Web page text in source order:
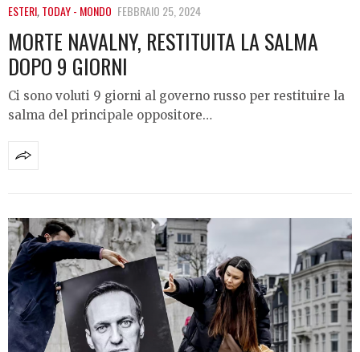
ESTERI,TODAY - MONDO FEBBRAIO 25, 2024
MORTE NAVALNY, RESTITUITA LA SALMA
DOPO 9 GIORNI
Ci sono voluti 9 giorni al governo russo per restituire la
salma del principale oppositore…